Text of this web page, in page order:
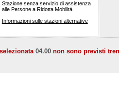
Stazione senza servizio di assistenza
alle Persone a Ridotta Mobilità.
Informazioni sulle stazioni alternative
04.00 non sono previsti